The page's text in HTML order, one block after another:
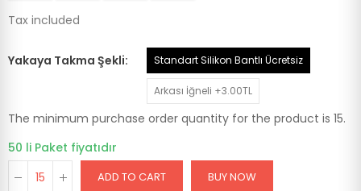
Tax included
Yakaya Takma Şekli Standart Silikon Bantlı Ücretsiz
Arkası İğneli +3.00TL
The minimum purchase order quantity for the product is 15.
50 li Paket fiyatıdır
ADD TO CART BUY NOW